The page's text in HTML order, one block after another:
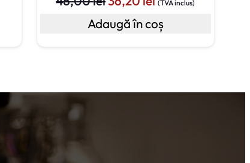
inițial
a
este:
(TVA inclus)
Adaugă în coș